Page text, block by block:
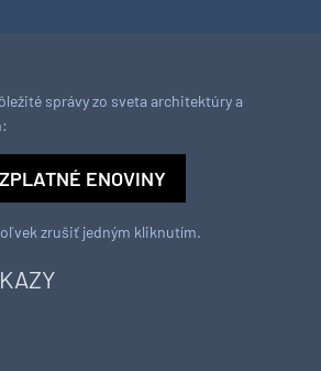
správy zo sveta architektúry a
ENOVINY
zrušiť jedným kliknutím.